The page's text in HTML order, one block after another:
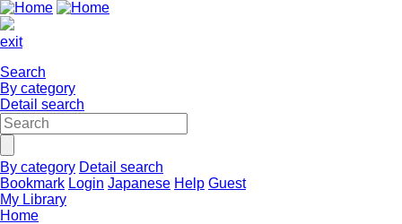
exit
Search
By category
Detail search
By category Detail search
Bookmark Login Japanese Help Guest
My Library
Home